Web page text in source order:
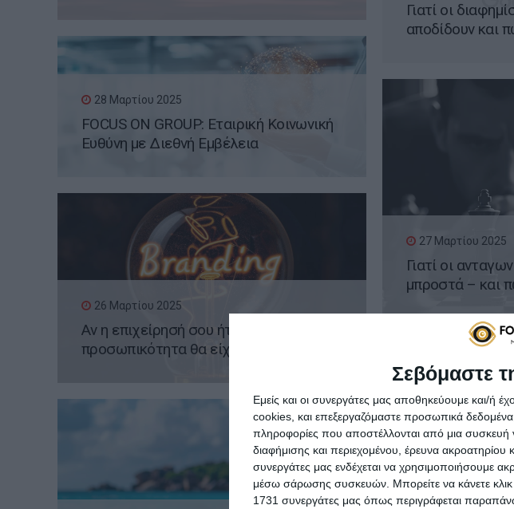
Σεβόμαστε
Εμείς και οι συνεργάτες μας αποθηκεύουμε και/
cookies, και επεξεργαζόμαστε προσωπικά
πληροφορίες που αποστέλλονται από μια συσκευή
διαφήμισης και περιεχομένου, έρευνα ακροατηρίου
συνεργάτες μας ενδέχεται να χρησιμοποιήσουμε
μέσω σάρωσης συσκευών. Μπορείτε να κάνετε κλικ
1731 συνεργάτες μας όπως περιγράφεται
Γιατί οι
αποδίδουν και
28 Μαρτίου 2025
FOCUS ON GROUP: Εταιρική Κοινωνική
Ευθύνη με Διεθνή Εμβέλεια
27 Μαρτίου 2025
Γιατί οι
μπροστά – και
26 Μαρτίου 2025
Αν η επιχείρησή σου ήταν άτομο, τι
προσωπικότητα θα είχε;
20 Μαρτίου 2025
Viral Marketing:
γίνει viral στο